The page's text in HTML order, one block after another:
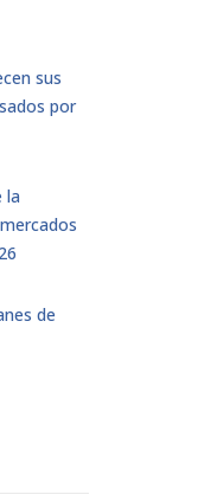
sus
​​por
la
de